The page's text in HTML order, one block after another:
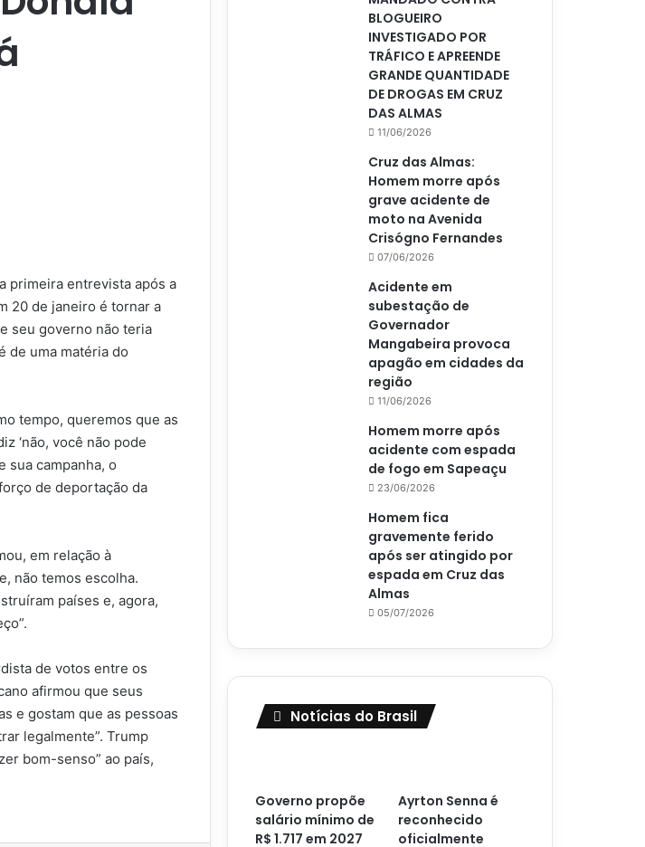
primeira entrevista após a
20 de janeiro é tornar a
seu governo não teria
de uma matéria do
tempo, queremos que as
‘não, você não pode
sua campanha, o
de deportação da
em relação à
não temos escolha.
países e, agora,
de votos entre os
afirmou que seus
e gostam que as pessoas
legalmente”. Trump
bom-senso” ao país,
BLOGUEIRO
INVESTIGADO POR
TRÁFICO E APREENDE
GRANDE QUANTIDADE
DE DROGAS EM CRUZ
DAS ALMAS
11/06/2026
Cruz das Almas:
Homem morre após
grave acidente de
moto na Avenida
Crisógno Fernandes
07/06/2026
Acidente em
subestação de
Governador
Mangabeira provoca
apagão em cidades da
região
11/06/2026
Homem morre após
acidente com espada
de fogo em Sapeaçu
23/06/2026
Homem fica
gravemente ferido
após ser atingido por
espada em Cruz das
Almas
05/07/2026
Notícias do Brasil
Governo propõe
salário mínimo de
R$ 1.717 em 2027
Ayrton Senna é
reconhecido
oficialmente